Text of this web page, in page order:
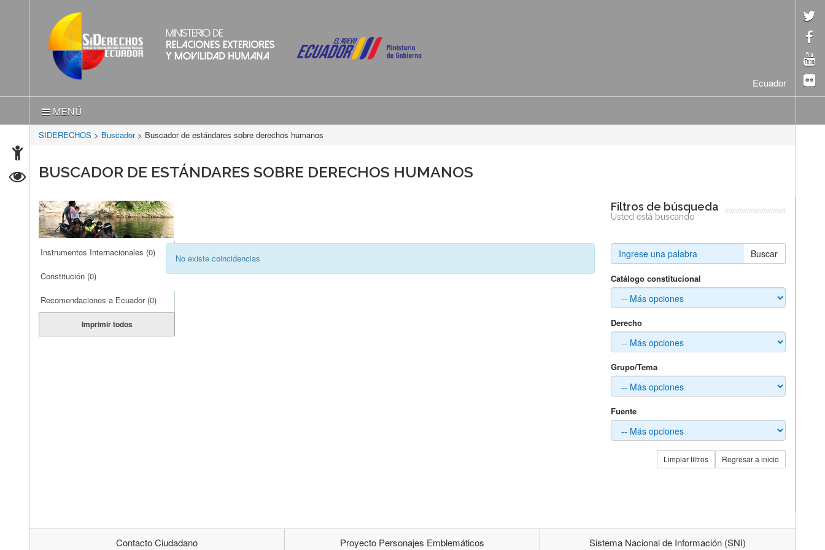
Ecuador
MENÚ
SIDERECHOS > Buscador > Buscador de estándares sobre derechos humanos
BUSCADOR DE ESTÁNDARES SOBRE DERECHOS HUMANOS
Instrumentos Internacionales (0)
Constitución (0)
Recomendaciones a Ecuador (0)
Imprimir todos
No existe coincidencias
Filtros de búsqueda
Usted está buscando
Buscar
Catálogo constitucional
Derecho
Grupo/Tema
Fuente
Regresar a inicio
Limpiar filtros
Contacto Ciudadano Proyecto Personajes Emblemáticos Sistema Nacional de Información (SNI)